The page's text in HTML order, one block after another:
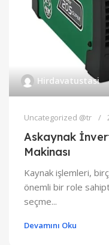
Hirdavatustasi
Uncategorized @tr
Askaynak
Makinası
Kaynak işlemleri,
önemli bir role
seçme...
Devamını Oku